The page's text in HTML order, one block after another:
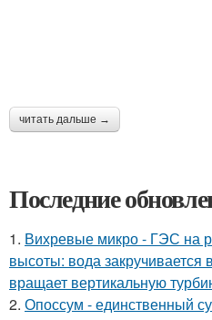
читать дальше →
Последние
1. Вихревые микро - ГЭС на
высоты: вода закручивается
вращает вертикальную
2. Опоссум - единственный